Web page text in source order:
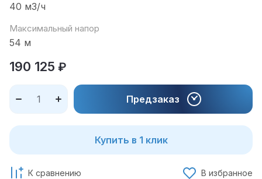
40 м3/ч
Максимальный напор
54 м
190 125 ₽
Предзаказ
Купить в 1 клик
К сравнению В избранное